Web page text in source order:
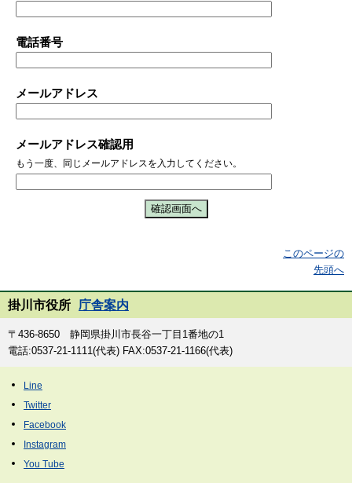
電話番号
メールアドレス
メールアドレス確認用
もう一度、同じメールアドレスを入力してください。
このページの
先頭へ
掛川市役所 庁舎案内
〒436-8650 静岡県掛川市長谷一丁目1番地の1
電話:0537-21-1111(代表) FAX:0537-21-1166(代表)